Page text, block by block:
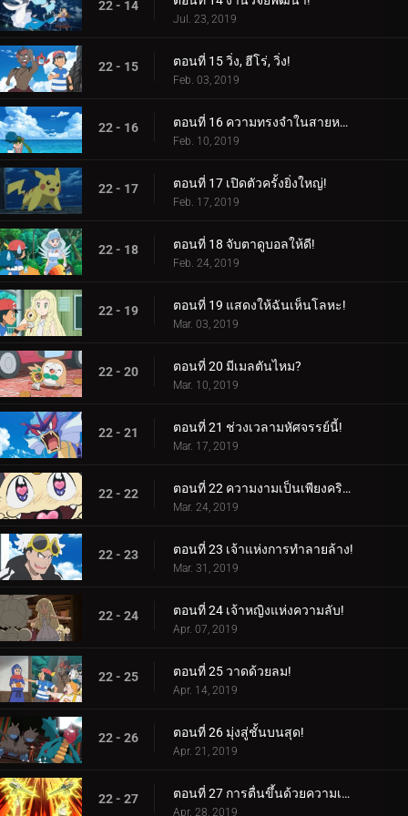
22 - 14
Jul. 23, 2019
22 - 15 ตอนที่ 15 วิ่ง, ฮีโร่, วิ่ง!
Feb. 03, 2019
22 - 16 ตอนที่ 16 ความทรงจำในสายหมอก!
Feb. 10, 2019
22 - 17 ตอนที่ 17 เปิดตัวครั้งยิ่งใหญ่!
Feb. 17, 2019
22 - 18 ตอนที่ 18 จับตาดูบอลให้ดี!
Feb. 24, 2019
22 - 19 ตอนที่ 19 แสดงให้ฉันเห็นโลหะ!
Mar. 03, 2019
22 - 20 ตอนที่ 20 มีเมลตันไหม?
Mar. 10, 2019
22 - 21 ตอนที่ 21 ช่วงเวลามหัศจรรย์นี้!
Mar. 17, 2019
22 - 22 ตอนที่ 22 ความงามเป็นเพียงคริสตัลล้ำลึกเท่านั้น!
Mar. 24, 2019
22 - 23 ตอนที่ 23 เจ้าแห่งการทำลายล้าง!
Mar. 31, 2019
22 - 24 ตอนที่ 24 เจ้าหญิงแห่งความลับ!
Apr. 07, 2019
22 - 25 ตอนที่ 25 วาดด้วยลม!
Apr. 14, 2019
22 - 26 ตอนที่ 26 มุ่งสู่ชั้นบนสุด!
Apr. 21, 2019
22 - 27 ตอนที่ 27 การตื่นขึ้นด้วยความเร็วสูง!
Apr. 28, 2019